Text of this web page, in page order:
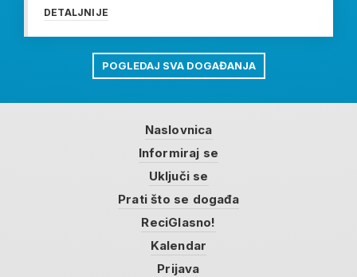
DETALJNIJE
POGLEDAJ SVA DOGAĐANJA
Naslovnica
Informiraj se
Uključi se
Prati što se događa
ReciGlasno!
Kalendar
Prijava